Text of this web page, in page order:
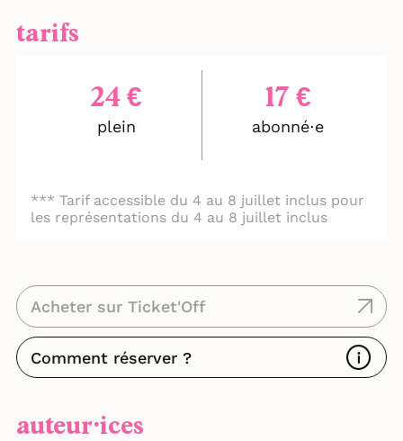
tarifs
24 €
plein
17 €
abonné⋅e
*** Tarif accessible du 4 au 8 juillet inclus pour
les représentations du 4 au 8 juillet inclus
Acheter sur Ticket'Off
Comment réserver ?
auteur⸱ices